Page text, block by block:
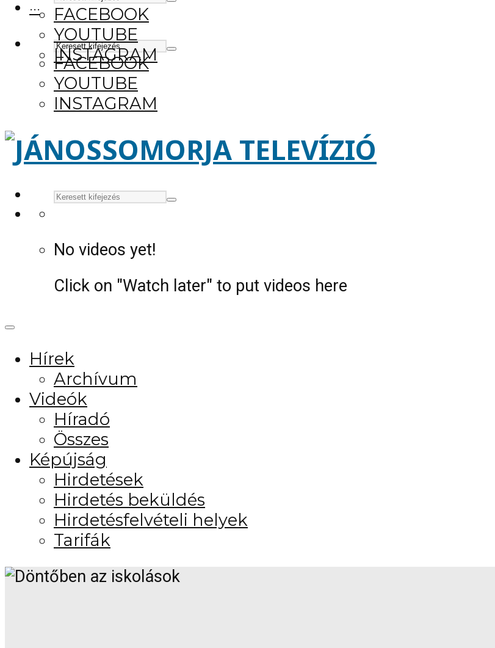
FACEBOOK
YOUTUBE
INSTAGRAM
···
FACEBOOK
YOUTUBE
INSTAGRAM
No videos yet!
Click on "Watch later" to put videos here
Hírek
Archívum
Videók
Híradó
Összes
Képújság
Hirdetések
Hirdetés beküldés
Hirdetésfelvételi helyek
Tarifák